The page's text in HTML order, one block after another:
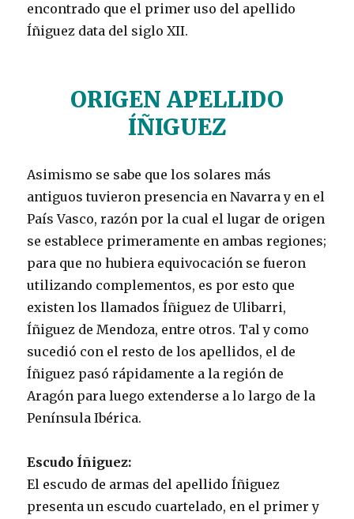
encontrado que el primer uso del apellido
Íñiguez data del siglo XII.
ORIGEN APELLIDO
ÍÑIGUEZ
Asimismo se sabe que los solares más
antiguos tuvieron presencia en Navarra y en el
País Vasco, razón por la cual el lugar de origen
se establece primeramente en ambas regiones;
para que no hubiera equivocación se fueron
utilizando complementos, es por esto que
existen los llamados Íñiguez de Ulibarri,
Íñiguez de Mendoza, entre otros. Tal y como
sucedió con el resto de los apellidos, el de
Íñiguez pasó rápidamente a la región de
Aragón para luego extenderse a lo largo de la
Península Ibérica.
Escudo Íñiguez:
El escudo de armas del apellido Íñiguez
presenta un escudo cuartelado, en el primer y